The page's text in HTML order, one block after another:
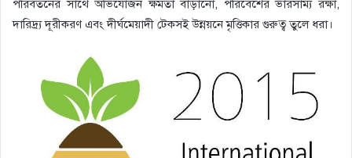
পরিবর্তনের সাথে অভিযোজন ক্ষমতা বাড়ানো, পরিবেশের ভারসাম্য রক্ষা,
দারিদ্র্য দূরীকরণ এবং দীর্ঘমেয়াদী টেকসই উন্নয়নে মৃত্তিকার গুরুত্ব তুলে ধরা।